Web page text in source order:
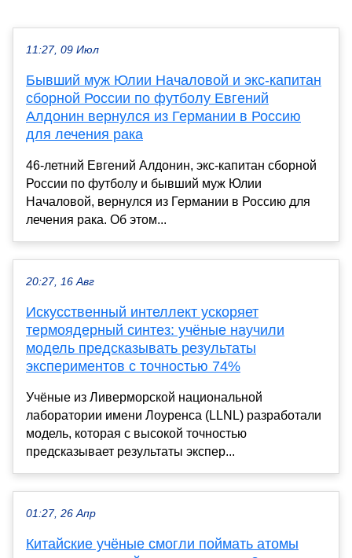
11:27, 09 Июл
Бывший муж Юлии Началовой и экс-капитан
сборной России по футболу Евгений
Алдонин вернулся из Германии в Россию
для лечения рака
46-летний Евгений Алдонин, экс-капитан сборной
России по футболу и бывший муж Юлии
Началовой, вернулся из Германии в Россию для
лечения рака. Об этом...
20:27, 16 Авг
Искусственный интеллект ускоряет
термоядерный синтез: учёные научили
модель предсказывать результаты
экспериментов с точностью 74%
Учёные из Ливерморской национальной
лаборатории имени Лоуренса (LLNL) разработали
модель, которая с высокой точностью
предсказывает результаты экспер...
01:27, 26 Апр
Китайские учёные смогли поймать атомы